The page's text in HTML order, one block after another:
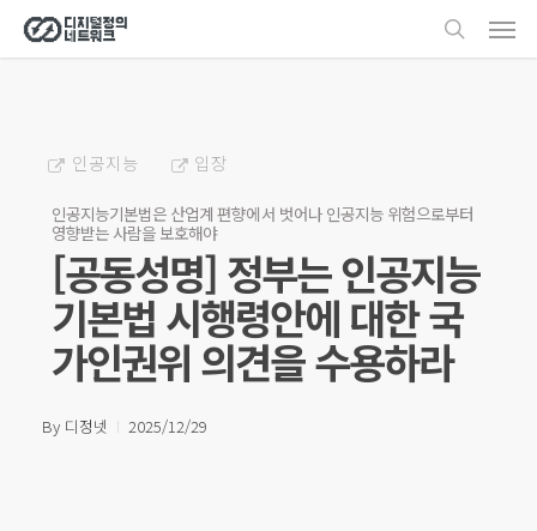
Skip
to
search
인공지능 입장
인공지능기본법은 산업계 편향에서 벗어나 인공지능 위험으로부터
영향받는 사람을 보호해야
[공동성명] 정부는 인공지능
기본법 시행령안에 대한 국
가인권위 의견을 수용하라
By 디정넷 2025/12/29